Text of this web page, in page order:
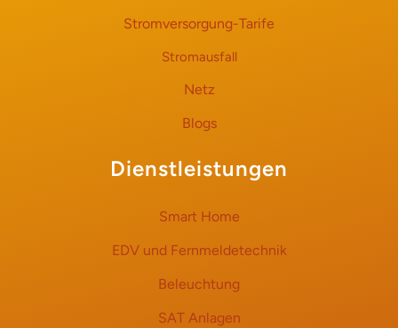
Stromversorgung-Tarife
Stromausfall
Netz
Blogs
Dienstleistungen
Smart Home
EDV und Fernmeldetechnik
Beleuchtung
SAT Anlagen